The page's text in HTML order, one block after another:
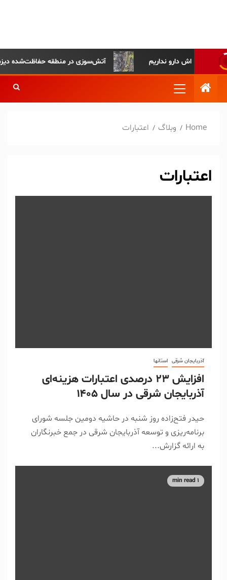
آتش‌سوزی در منطقه حفاظت‌شده دیزمار
Home وبلاگ اعتبارات
اعتبارات
آذربایجان شرقی استانها
افزایش ۲۳ درصدی اعتبارات هزینه‌ای
آذربایجان شرقی در سال ۱۴۰۵
حیدر فتح‌زاده روز شنبه در حاشیه دومین جلسه شورای
برنامه‌ریزی و توسعه آذربایجان شرقی در جمع خبرنگاران
به ارائه گزارش...
1 min read